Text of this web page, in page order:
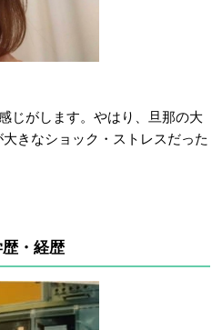
じがします。やはり、旦那の大
きなショック・ストレスだった
・経歴